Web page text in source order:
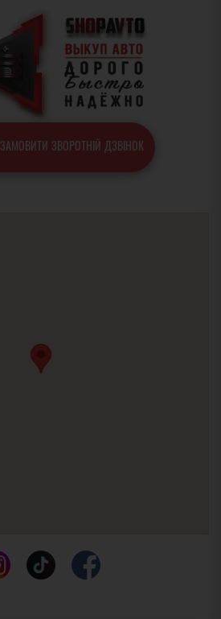
ЗАМОВИТИ ЗВОРОТНІЙ ДЗВІНОК